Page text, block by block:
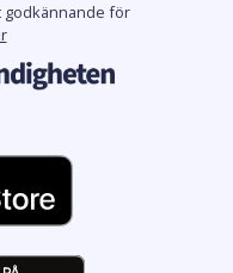
godkännande för